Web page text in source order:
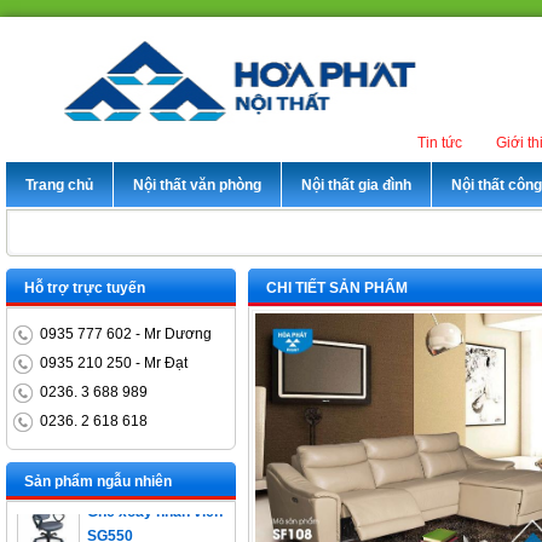
Giới
Tin tức
Trang chủ Nội thất văn phòng Nội thất gia đình Nội thất
CHI TIẾT SẢN PHẨM
Hỗ trợ trực tuyến
0935 777 602 - Mr Dương
0935 210 250 - Mr Đạt
0236. 3 688 989
0236. 2 618 618
Sản phẩm ngẫu nhiên
Bàn trưởng phòng
ET1400D
Ghế xoay nhân viên
SG550